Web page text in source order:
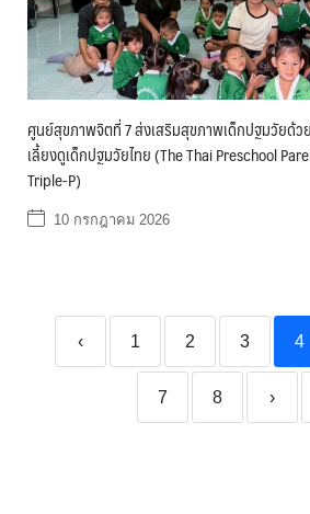
ศูนย์สุขภาพจิตที่ 7 ส่งเสริมสุขภาพเด็กปฐมวัยด้ว
เลี้ยงดูเด็กปฐมวัยไทย (The Thai Preschool
Triple-P)
10 กรกฎาคม 2026
‹ 1 2 3 4
7 8 ›